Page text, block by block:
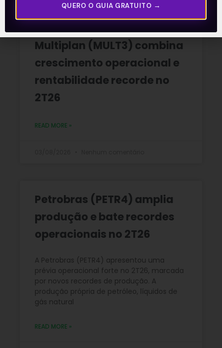
Multiplan (MULT3) combina
crescimento operacional e
rentabilidade recorde no
2T26
READ MORE »
Petrobras (PETR4) amplia
produção e bate recordes
operacionais no 2T26
A Petrobras (PETR4) apresentou uma
prévia operacional forte no 2T26, marcada
por novos recordes de produção. A
produção própria de petróleo, líquidos de
gás natural
READ MORE »
QUERO O GUIA GRATUITO →